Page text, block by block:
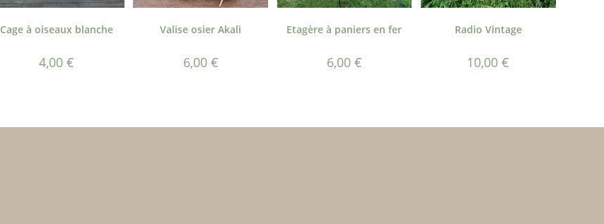
Cage à oiseaux blanche
4,00€
Valise osier Akali
6,00 €
Etagère à paniers en fer
6,00 €
Radio Vintage
10,00€